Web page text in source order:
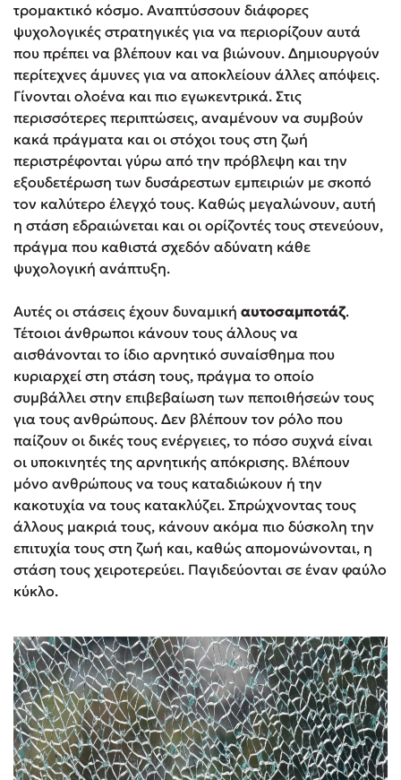
τρομακτικό κόσμο. Αναπτύσσουν διάφορες
ψυχολογικές στρατηγικές για να περιορίζουν αυτά
που πρέπει να βλέπουν και να βιώνουν. Δημιουργούν
περίτεχνες άμυνες για να αποκλείουν άλλες απόψεις.
Γίνονται ολοένα και πιο εγωκεντρικά. Στις
περισσότερες περιπτώσεις, αναμένουν να συμβούν
κακά πράγματα και οι στόχοι τους στη ζωή
περιστρέφονται γύρω από την πρόβλεψη και την
εξουδετέρωση των δυσάρεστων εμπειριών με σκοπό
τον καλύτερο έλεγχό τους. Καθώς μεγαλώνουν, αυτή
η στάση εδραιώνεται και οι ορίζοντές τους στενεύουν,
πράγμα που καθιστά σχεδόν αδύνατη κάθε
ψυχολογική ανάπτυξη.
Αυτές οι στάσεις έχουν δυναμική αυτοσαμποτάζ.
Τέτοιοι άνθρωποι κάνουν τους άλλους να
αισθάνονται το ίδιο αρνητικό συναίσθημα που
κυριαρχεί στη στάση τους, πράγμα το οποίο
συμβάλλει στην επιβεβαίωση των πεποιθήσεών τους
για τους ανθρώπους. Δεν βλέπουν τον ρόλο που
παίζουν οι δικές τους ενέργειες, το πόσο συχνά είναι
οι υποκινητές της αρνητικής απόκρισης. Βλέπουν
μόνο ανθρώπους να τους καταδιώκουν ή την
κακοτυχία να τους κατακλύζει. Σπρώχνοντας τους
άλλους μακριά τους, κάνουν ακόμα πιο δύσκολη την
επιτυχία τους στη ζωή και, καθώς απομονώνονται, η
στάση τους χειροτερεύει. Παγιδεύονται σε έναν φαύλο
κύκλο.